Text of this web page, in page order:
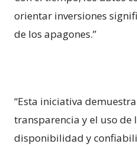
orientar inversiones
de los apagones.”
“Esta iniciativa
transparencia y el uso de
disponibilidad y